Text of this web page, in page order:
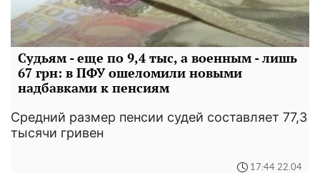
Судьям - еще по 9,4 тыс, а военным - лишь
67 грн: в ПФУ ошеломили новыми
надбавками к пенсиям
Средний размер пенсии судей составляет 77,3
тысячи гривен
17:44 22.04